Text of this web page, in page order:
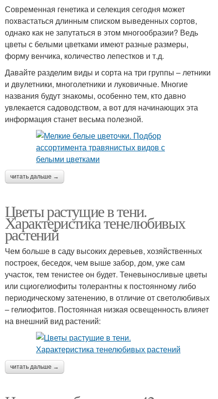
Современная генетика и селекция сегодня может
похвастаться длинным списком выведенных сортов,
однако как не запутаться в этом многообразии? Ведь
цветы с белыми цветками имеют разные размеры,
форму венчика, количество лепестков и т.д.
Давайте разделим виды и сорта на три группы – летники
и двулетники, многолетники и луковичные. Многие
названия будут знакомы, особенно тем, кто давно
увлекается садоводством, а вот для начинающих эта
информация станет весьма полезной.
читать дальше →
Цветы растущие в тени.
Характеристика тенелюбивых
растений
Чем больше в саду высоких деревьев, хозяйственных
построек, беседок, чем выше забор, дом, уже сам
участок, тем тенистее он будет. Теневыносливые цветы
или сциогелиофиты толерантны к постоянному либо
периодическому затенению, в отличие от светолюбивых
– гелиофитов. Постоянная низкая освещенность влияет
на внешний вид растений:
читать дальше →